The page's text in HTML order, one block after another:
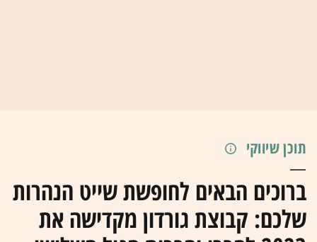
תוכן שיווקי
ברוכים הבאים לחופשת שייט הנהרות
שלכם: קבוצת גורדון מקדישה את